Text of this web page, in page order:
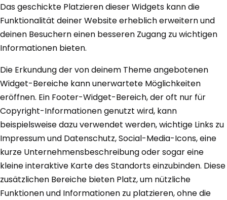
Das geschickte Platzieren dieser Widgets kann die
Funktionalität deiner Website erheblich erweitern und
deinen Besuchern einen besseren Zugang zu wichtigen
Informationen bieten.
Die Erkundung der von deinem Theme angebotenen
Widget-Bereiche kann unerwartete Möglichkeiten
eröffnen. Ein Footer-Widget-Bereich, der oft nur für
Copyright-Informationen genutzt wird, kann
beispielsweise dazu verwendet werden, wichtige Links zu
Impressum und Datenschutz, Social-Media-Icons, eine
kurze Unternehmensbeschreibung oder sogar eine
kleine interaktive Karte des Standorts einzubinden. Diese
zusätzlichen Bereiche bieten Platz, um nützliche
Funktionen und Informationen zu platzieren, ohne die